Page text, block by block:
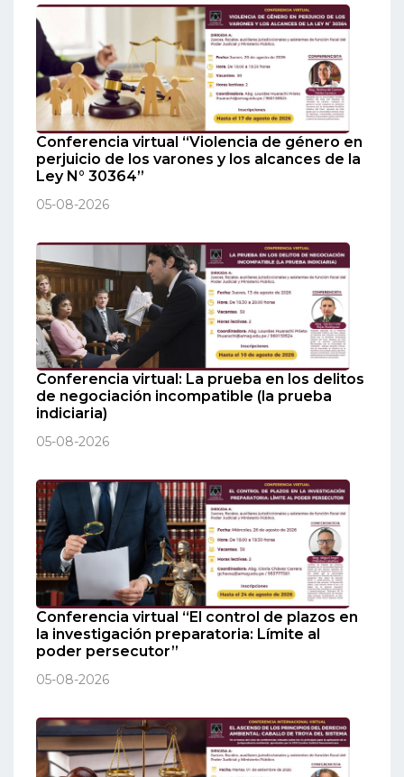
Conferencia virtual “Violencia de género en
perjuicio de los varones y los alcances de la
Ley N° 30364”
05-08-2026
Conferencia virtual: La prueba en los delitos
de negociación incompatible (la prueba
indiciaria)
05-08-2026
Conferencia virtual “El control de plazos en
la investigación preparatoria: Límite al
poder persecutor”
05-08-2026